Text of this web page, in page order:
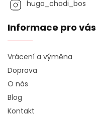
hugo_chodi_bos
Informace pro vás
Vrácení a výměna
Doprava
O nás
Blog
Kontakt